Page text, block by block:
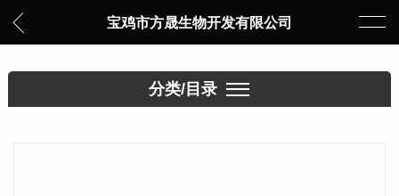
宝鸡市方晟生物开发有限公司
分类/目录